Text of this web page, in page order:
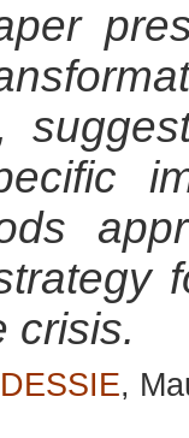
crisis.
,